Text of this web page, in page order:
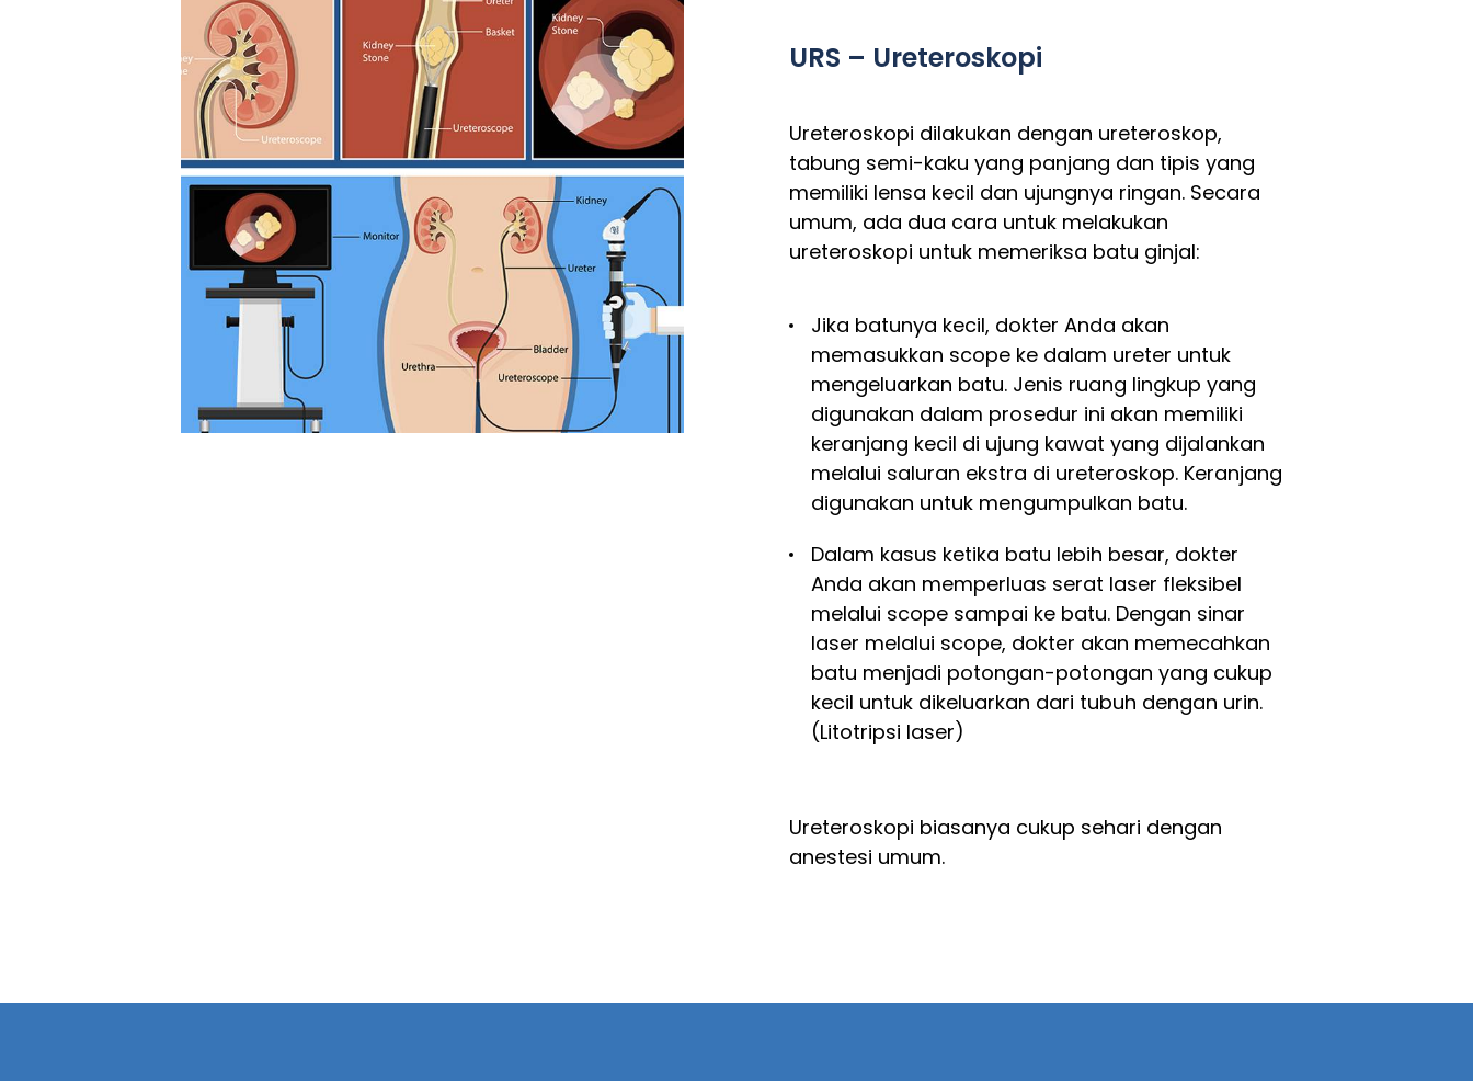
URS – Ureteroskopi
Ureteroskopi dilakukan dengan ureteroskop,
tabung semi-kaku yang panjang dan tipis yang
memiliki lensa kecil dan ujungnya ringan. Secara
umum, ada dua cara untuk melakukan
ureteroskopi untuk memeriksa batu ginjal:
Jika batunya kecil, dokter Anda akan
memasukkan scope ke dalam ureter untuk
mengeluarkan batu. Jenis ruang lingkup yang
digunakan dalam prosedur ini akan memiliki
keranjang kecil di ujung kawat yang dijalankan
melalui saluran ekstra di ureteroskop. Keranjang
digunakan untuk mengumpulkan batu.
Dalam kasus ketika batu lebih besar, dokter
Anda akan memperluas serat laser fleksibel
melalui scope sampai ke batu. Dengan sinar
laser melalui scope, dokter akan memecahkan
batu menjadi potongan-potongan yang cukup
kecil untuk dikeluarkan dari tubuh dengan urin.
(Litotripsi laser)
Ureteroskopi biasanya cukup sehari dengan
anestesi umum.